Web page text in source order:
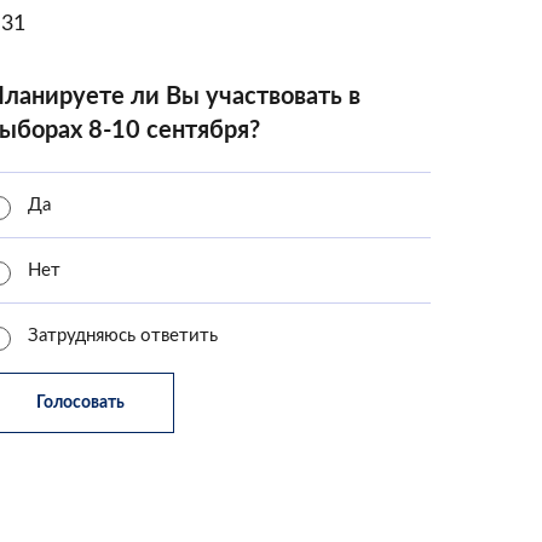
31
ли Вы участвовать в
8-10 сентября?
Да
Нет
Затрудняюсь ответить